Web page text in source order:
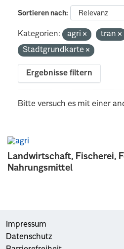
Landwirtschaft, Fischerei,
Nahrungsmittel
Sortieren nach
Kategorien: agri tran
Stadtgrundkarte
Ergebnisse filtern
Bitte versuch es mit einer
Impressum
Datenschutz